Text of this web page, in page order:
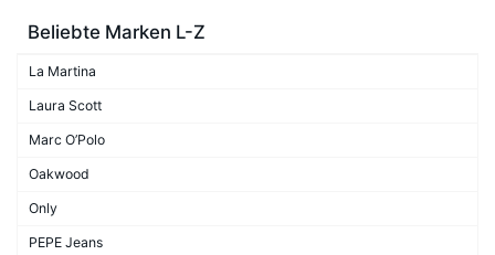
Beliebte Marken L-Z
La Martina
Laura Scott
Marc O’Polo
Oakwood
Only
PEPE Jeans